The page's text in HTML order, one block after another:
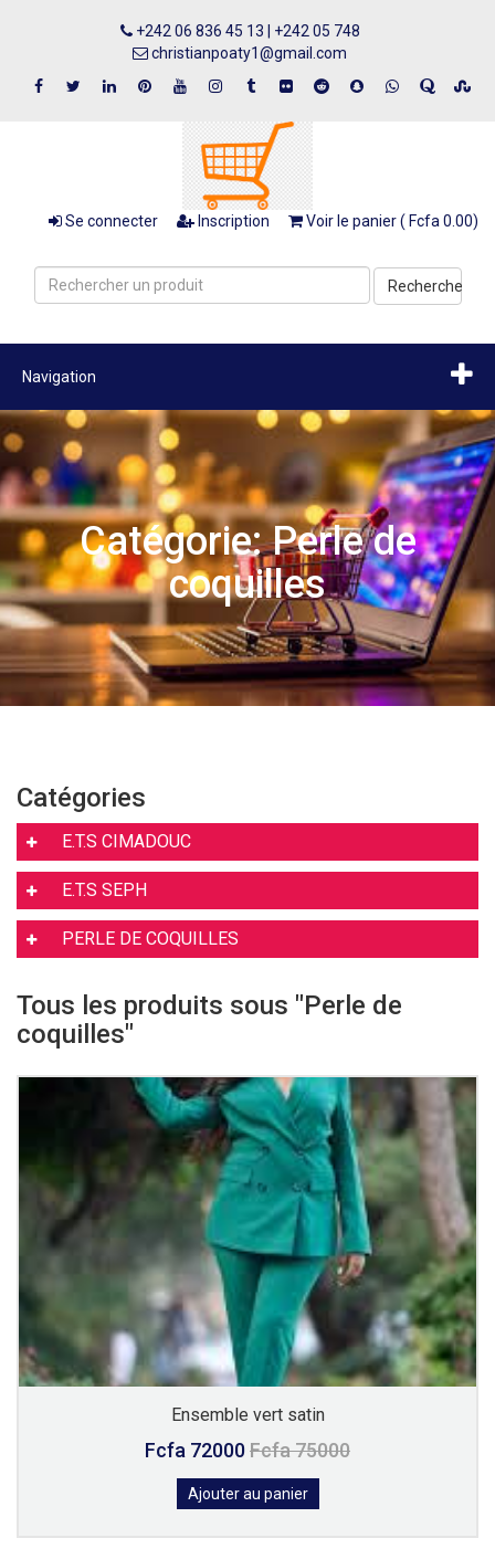
+242 06 836 45 13 | +242 05 748
christianpoaty1@gmail.com
Se connecter Inscription Voir le panier ( Fcfa 0.00)
Recherche
Navigation
Catégorie: Perle de
coquilles
Catégories
E.T.S CIMADOUC
E.T.S SEPH
PERLE DE COQUILLES
Tous les produits sous "Perle de
coquilles"
Ensemble vert satin
Fcfa 72000Fcfa 75000
Ajouter au panier